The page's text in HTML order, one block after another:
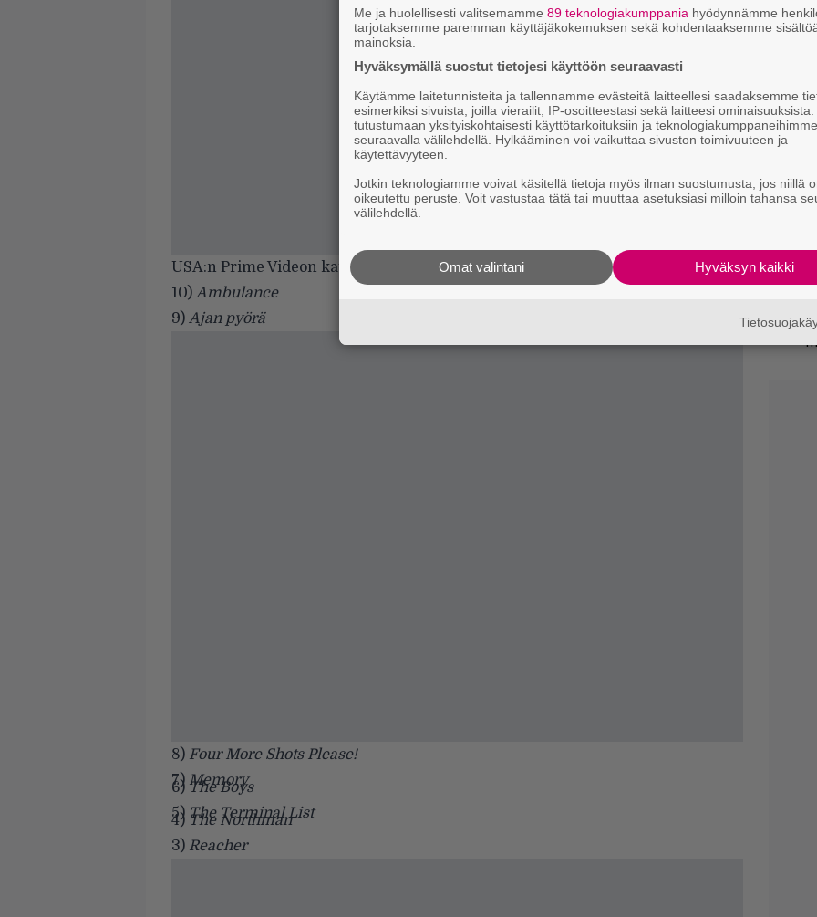
USA:n Prime Videon katsotuimpien tuotantojen top 10 -lista näyttää tältä:
10) Ambulance
9) Ajan pyörä
8) Four More Shots Please!
7) Memory
6) The Boys
5) The Terminal List
4) The Northman
3) Reacher
Me ja huolellisesti valitsemamme 89 teknologiakumppania hyödynnämme
tarjotaksemme paremman käyttäjäkokemuksen sekä kohdentaaksemme
mainoksia.
Hyväksymällä suostut tietojesi käyttöön seuraavasti
Käytämme laitetunnisteita ja tallennamme evästeitä laitteellesi saadaksemme
esimerkiksi sivuista, joilla vierailit, IP-osoitteestasi sekä laitteesi
tutustumaan yksityiskohtaisesti käyttötarkoituksiin ja teknologiakumppaneihimme
seuraavalla välilehdellä. Hylkääminen voi vaikuttaa sivuston toimivuuteen ja
käytettävyyteen.
Jotkin teknologiamme voivat käsitellä tietoja myös ilman suostumusta, jos niillä
oikeutettu peruste. Voit vastustaa tätä tai muuttaa asetuksiasi milloin tahansa
välilehdellä.
Hyväksyn kaikki
Omat valintani